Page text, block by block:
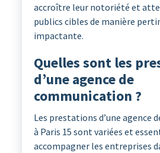
accroître leur notoriété et
publics cibles de manière
impactante.
Quelles sont les
d’une agence de
communication ?
Les prestations d’une agence
à Paris 15 sont variées et
accompagner les entreprises